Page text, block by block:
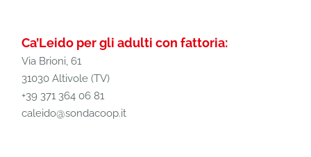
Ca’Leido per gli adulti con fattoria:
Via Brioni, 61
31030 Altivole (TV)
+39 371 364 06 81
caleido@sondacoop.it